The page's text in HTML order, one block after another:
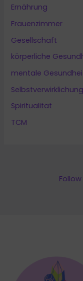
Ernährung
Frauenzimmer
Gesellschaft
körperliche
mentale
Selbstverwirklichung
Spiritualität
TCM